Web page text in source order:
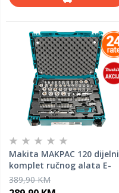
Makita MAKPAC 120 dijelni
komplet ručnog alata E-
08713
389,90 KM